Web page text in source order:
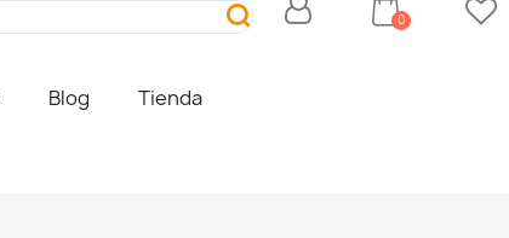
Blog Tienda